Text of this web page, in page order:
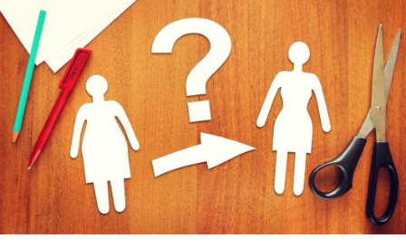
Zdravlje
Hedonizam
MAGAZIN
Njega nje
Njega njega
Šminka
Tehnologija
KALORIJE